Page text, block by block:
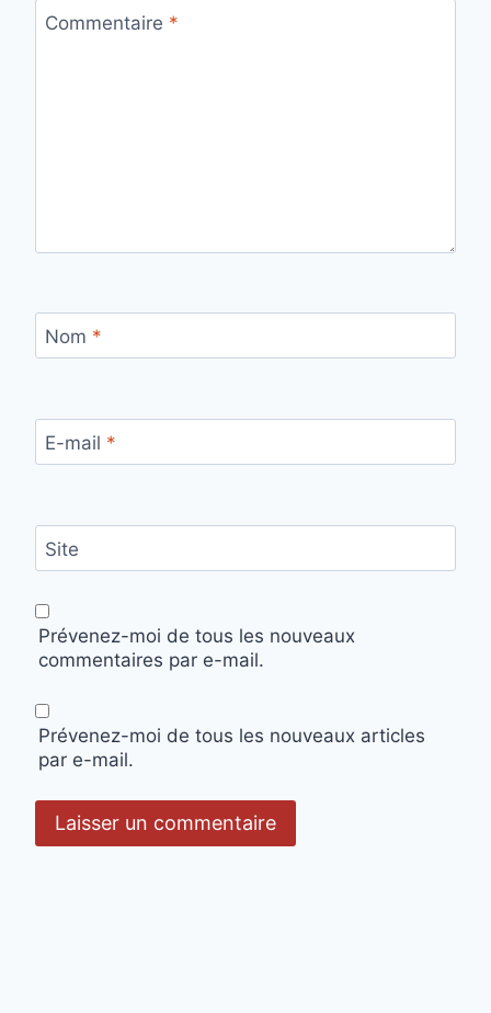
Commentaire *
Nom *
E-mail *
Site
Prévenez-moi de tous les nouveaux
commentaires par e-mail.
Prévenez-moi de tous les nouveaux articles
par e-mail.